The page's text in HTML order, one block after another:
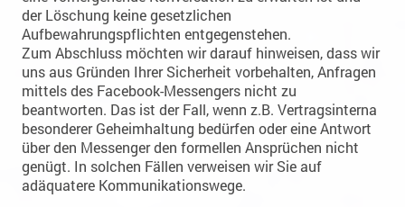
der Löschung keine gesetzlichen
Aufbewahrungspflichten entgegenstehen.
Zum Abschluss möchten wir darauf hinweisen, dass wir
uns aus Gründen Ihrer Sicherheit vorbehalten, Anfragen
mittels des Facebook-Messengers nicht zu
beantworten. Das ist der Fall, wenn z.B. Vertragsinterna
besonderer Geheimhaltung bedürfen oder eine Antwort
über den Messenger den formellen Ansprüchen nicht
genügt. In solchen Fällen verweisen wir Sie auf
adäquatere Kommunikationswege.